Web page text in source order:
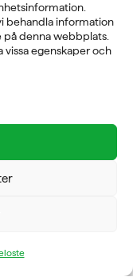
behandla information
denna webbplats.
vissa egenskaper och